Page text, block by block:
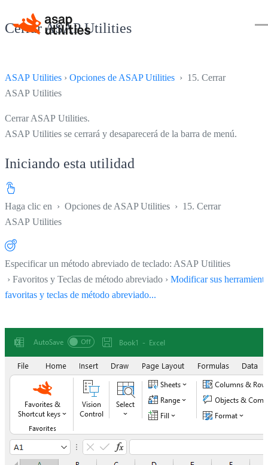
Cerrar ASAP Utilities
ASAP Utilities › Opciones de ASAP Utilities › 15. Cerrar
ASAP Utilities
Cerrar ASAP Utilities.
ASAP Utilities se cerrará y desaparecerá de la barra de menú.
Iniciando esta utilidad
Haga clic en › Opciones de ASAP Utilities › 15. Cerrar
ASAP Utilities
Especificar un método abreviado de teclado: ASAP Utilities
› Favoritos y Teclas de método abreviado › Modificar sus
favoritas y teclas de método abreviado...